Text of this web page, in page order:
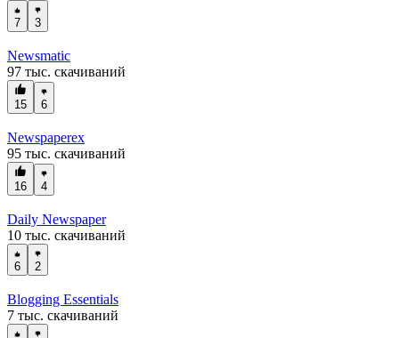
7 3
Newsmatic
97 тыс. скачиваний
15 6
Newspaperex
95 тыс. скачиваний
16 4
Daily Newspaper
10 тыс. скачиваний
6 2
Blogging Essentials
7 тыс. скачиваний